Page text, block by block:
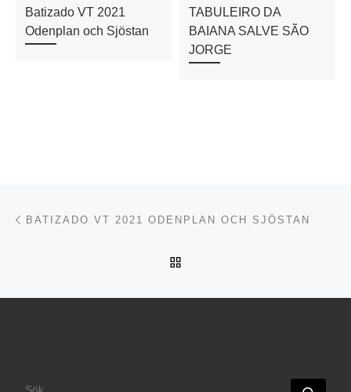
Batizado VT 2021
Odenplan och Sjöstan
TABULEIRO DA
BAIANA SALVE SÃO
JORGE
Inläggsnavigering
BATIZADO VT 2021 ODENPLAN OCH SJÖSTAN
SÖK